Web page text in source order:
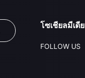
โซเชียลมีเดีย
FOLLOW US